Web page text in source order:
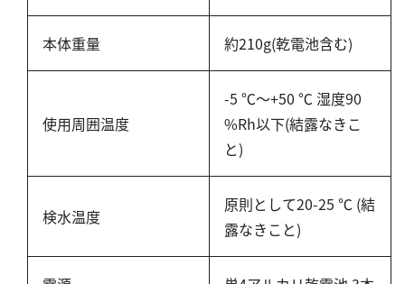
本体重量 約210g(乾電池含む)
使用周囲温度
-5 ℃～+50 ℃ 湿度90
%Rh以下(結露なきこ
と)
検水温度
原則として20-25 ℃ (結
露なきこと)
吸光度
濁度|色度